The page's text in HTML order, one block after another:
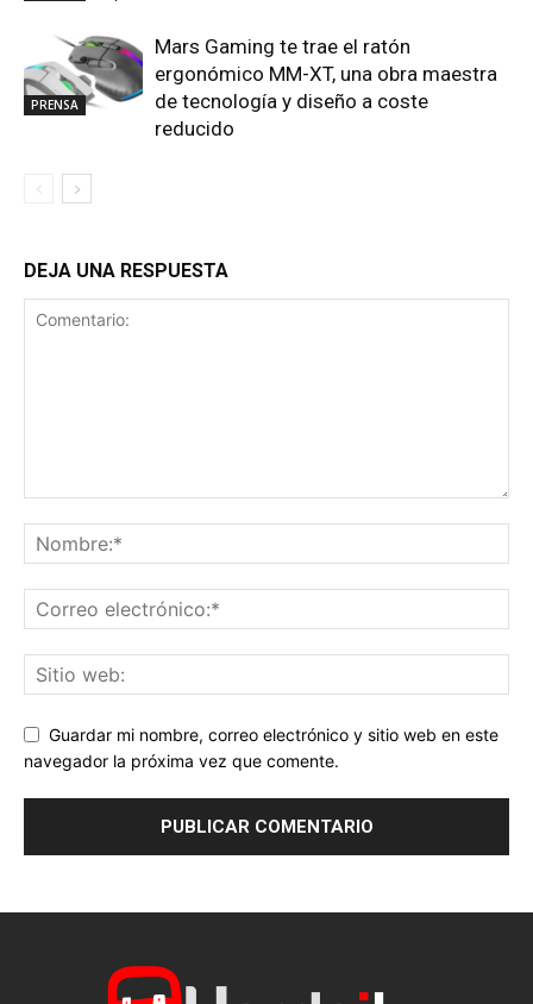
PRENSA
Mars Gaming te trae el ratón
ergonómico MM-XT, una obra maestra
de tecnología y diseño a coste
reducido
DEJA UNA RESPUESTA
Guardar mi nombre, correo electrónico y sitio web en este
navegador la próxima vez que comente.